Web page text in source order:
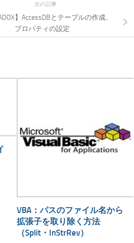
次の記事
】AccessDBとテーブルの作成、
プロパティの設定
VBA：パスのファイル名から
拡張子を取り除く方法
（Split・InStrRev）